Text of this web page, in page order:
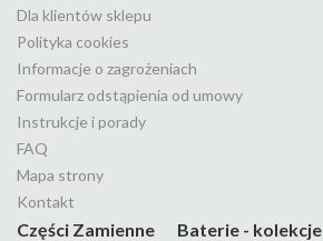
Dla klientów sklepu
Polityka cookies
Informacje o zagrożeniach
Formularz odstąpienia od umowy
Instrukcje i porady
FAQ
Mapa strony
Kontakt
Części Zamienne Baterie - kolekcje